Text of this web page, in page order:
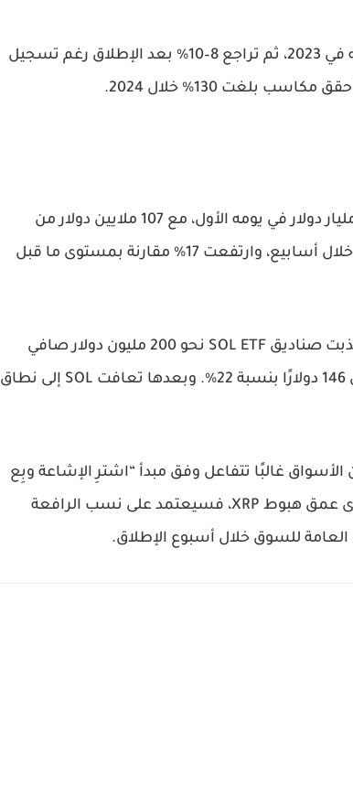
فقد ارتفع بيتكوين بنسبة 96% قبل الموافقة على صندوقه في 2023، ثم تراجع 8–10% بعد الإطلاق رغم تسجيل
شهد صندوق إيثريوم ETF في يوليو 2024 حجم تداول بلغ مليار دولار في يومه الأول، مع 107 ملايين دولار من
صافي التدفقات، تبعه هبوط بنسبة 3%. ثم استقرت ETH خلال أسابيع، وارتفعت 17% مقارنة بمستوى ما قبل
أما سولانا، فقد قدمت أحدث مثال في أكتوبر 2025، حيث جذبت صناديق SOL ETF نحو 200 مليون دولار صافي
تدفقات خلال الأسبوع الأول، رغم هبوط السعر من 187 إلى 146 دولارًا بنسبة 22%. وبعدها تعافت SOL إلى نطاق
غالبًا تتفاعل وفق مبدأ “اشترِ الإشاعة وبِع
الخبر”، ما يعني عادةً تصحيحًا سريعًا بعد الإطلاق. أما مدى عمق هبوط XRP، فسيعتمد على نسب الرافعة
للسوق خلال أسبوع الإطلاق.